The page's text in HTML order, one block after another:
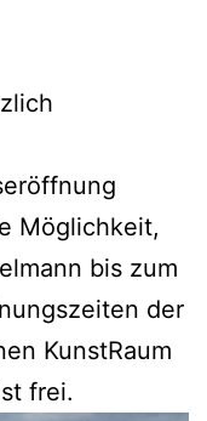
Möglichkeit,
bis zum
der
KunstRaum
frei.